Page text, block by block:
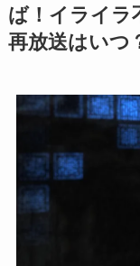
ば！イライラ
再放送はいつ